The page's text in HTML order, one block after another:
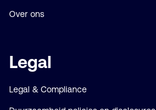
Over ons
Legal
Legal & Compliance